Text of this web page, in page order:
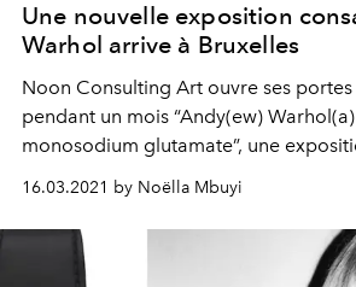
Une nouvelle exposition
Warhol arrive à Bruxelles
Noon Consulting Art ouvre ses
pendant un mois “Andy(ew)
monosodium glutamate”, une
consacrée au pape du Pop Art et
pièces de sa collection privée. Âmes
agendas.
16.03.2021 by Noëlla Mbuyi